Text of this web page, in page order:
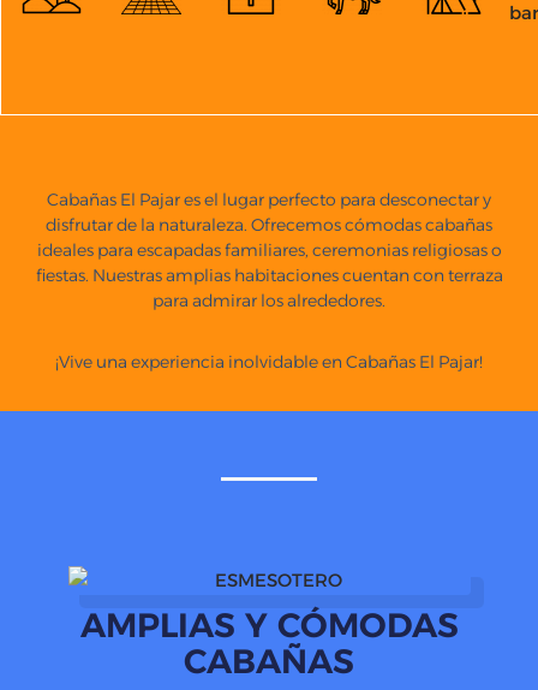
Cabañas El Pajar es el lugar perfecto para desconectar y
disfrutar de la naturaleza. Ofrecemos cómodas cabañas
ideales para escapadas familiares, ceremonias religiosas o
fiestas. Nuestras amplias habitaciones cuentan con terraza
para admirar los alrededores.
¡Vive una experiencia inolvidable en Cabañas El Pajar!
AMPLIAS Y CÓMODAS
CABAÑAS